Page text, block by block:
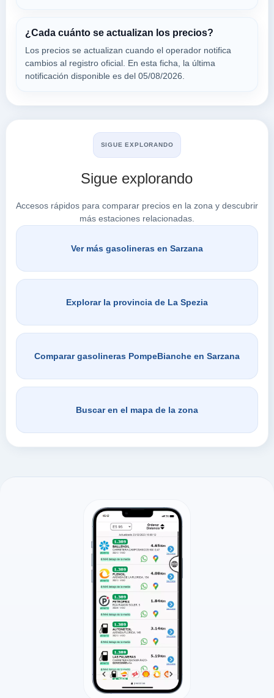
fini maurizio
a 4.77 Km
Viale Galilei 31
CARRARA,
VER PRECIOS
Buscar en Sarzana
¿Cada cuánto se actualizan los precios?
Los precios se actualizan cuando el operador notifica
cambios al registro oficial. En esta ficha, la última
notificación disponible es del 05/08/2026.
SIGUE EXPLORANDO
Sigue explorando
Accesos rápidos para comparar precios en la zona y descubrir
más estaciones relacionadas.
Ver más gasolineras en Sarzana
Explorar la provincia de La Spezia
Comparar gasolineras PompeBianche en Sarzana
Buscar en el mapa de la zona